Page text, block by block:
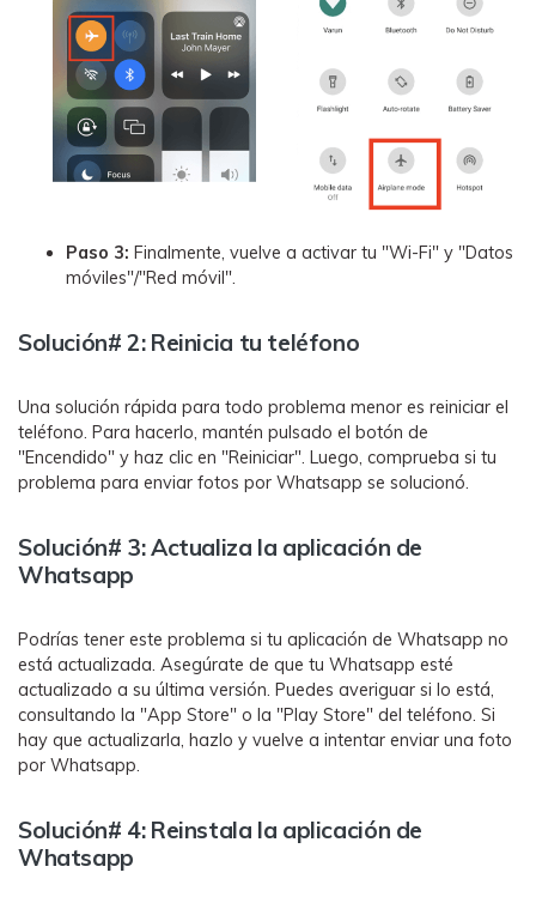
Paso 3: Finalmente, vuelve a activar tu "Wi-Fi" y "Datos
móviles"/"Red móvil".
Solución# 2: Reinicia tu teléfono
Una solución rápida para todo problema menor es reiniciar el
teléfono. Para hacerlo, mantén pulsado el botón de
"Encendido" y haz clic en "Reiniciar". Luego, comprueba si tu
problema para enviar fotos por Whatsapp se solucionó.
Solución# 3: Actualiza la aplicación de
Whatsapp
Podrías tener este problema si tu aplicación de Whatsapp no
está actualizada. Asegúrate de que tu Whatsapp esté
actualizado a su última versión. Puedes averiguar si lo está,
consultando la "App Store" o la "Play Store" del teléfono. Si
hay que actualizarla, hazlo y vuelve a intentar enviar una foto
por Whatsapp.
Solución# 4: Reinstala la aplicación de
Whatsapp